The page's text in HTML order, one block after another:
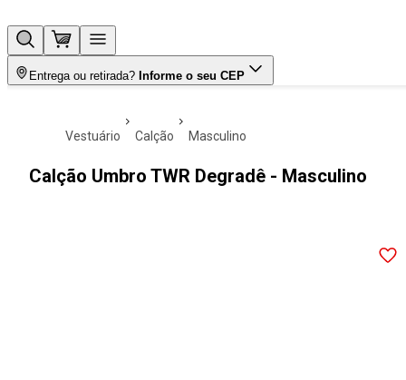
Entrega ou retirada? Informe o seu CEP
vestuário calção masculino
Calção Umbro TWR Degradê - Masculino